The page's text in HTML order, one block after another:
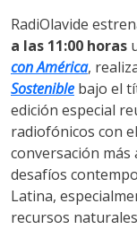
RadiOlavide
a las 11:00 horas
con América,
Sostenible bajo el
edición especial
radiofónicos con
conversación
desafíos
Latina,
recursos